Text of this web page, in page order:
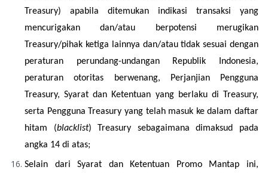
Treasury) apabila ditemukan indikasi transaksi yang
mencurigakan dan/atau berpotensi merugikan
Treasury/pihak ketiga lainnya dan/atau tidak sesuai dengan
peraturan perundang-undangan Republik Indonesia,
peraturan otoritas berwenang, Perjanjian Pengguna
Treasury, Syarat dan Ketentuan yang berlaku di Treasury,
serta Pengguna Treasury yang telah masuk ke dalam daftar
hitam (blacklist) Treasury sebagaimana dimaksud pada
angka 14 di atas;
Selain dari Syarat dan Ketentuan Promo Mantap ini,